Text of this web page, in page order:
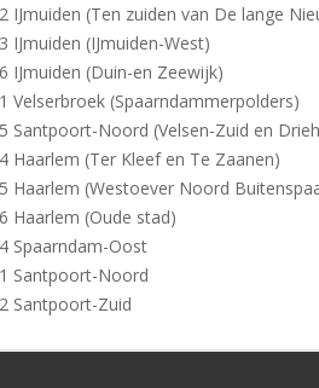
IJmuiden (Ten zuiden van De lange
IJmuiden (IJmuiden-West)
IJmuiden (Duin-en Zeewijk)
Velserbroek (Spaarndammerpolders)
Santpoort-Noord (Velsen-Zuid en
Haarlem (Ter Kleef en Te Zaanen)
Haarlem (Westoever Noord
Haarlem (Oude stad)
Spaarndam-Oost
Santpoort-Noord
Santpoort-Zuid